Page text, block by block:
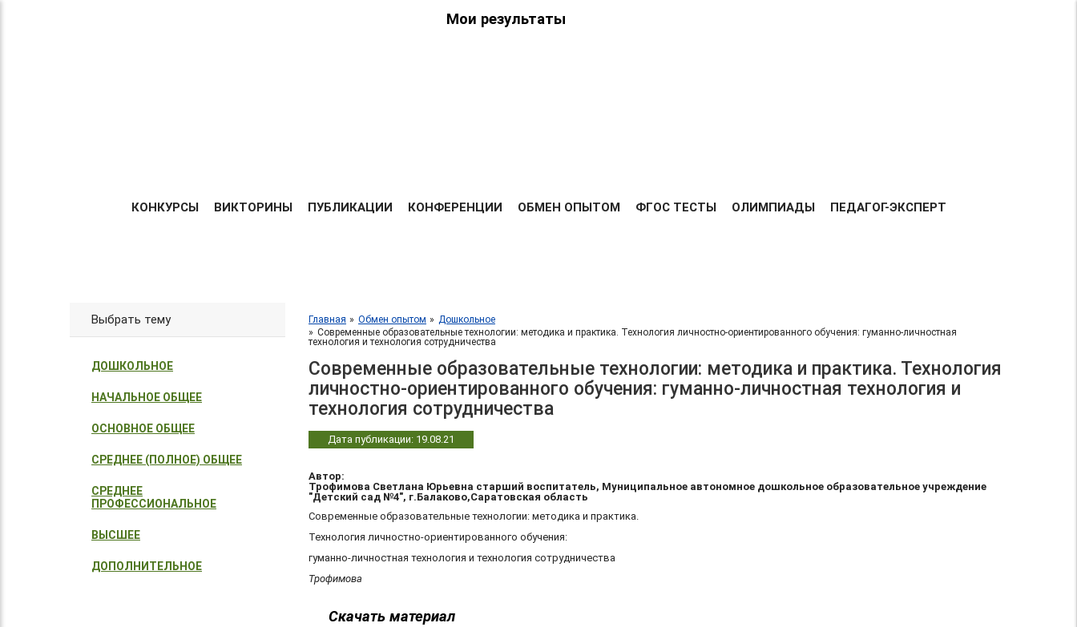
Мои результаты
КОНКУРСЫ ВИКТОРИНЫ ПУБЛИКАЦИИ КОНФЕРЕНЦИИ ОБМЕН ОПЫТОМ ФГОС ТЕСТЫ ОЛИМПИАДЫ ПЕДАГОГ-ЭКСПЕРТ
Выбрать тему
ДОШКОЛЬНОЕ
НАЧАЛЬНОЕ ОБЩЕЕ
ОСНОВНОЕ ОБЩЕЕ
СРЕДНЕЕ (ПОЛНОЕ) ОБЩЕЕ
СРЕДНЕЕ
ПРОФЕССИОНАЛЬНОЕ
ВЫСШЕЕ
ДОПОЛНИТЕЛЬНОЕ
Главная Обмен опытом
Дошкольное
Современные образовательные технологии: методика и практика. Технология личностно-ориентированного обучения: гуманно-личностная
технология и технология сотрудничества
Современные образовательные технологии: методика и практика. Технология
личностно-ориентированного обучения: гуманно-личностная технология и
технология сотрудничества
Дата публикации: 19.08.21
Автор:
Трофимова Светлана Юрьевна старший воспитатель, Муниципальное автономное дошкольное образовательное учреждение
"Детский сад №4", г.Балаково,Саратовская область
Современные образовательные технологии: методика и практика.
Технология личностно-ориентированного обучения:
гуманно-личностная технология и технология сотрудничества
Трофимова
Скачать материал